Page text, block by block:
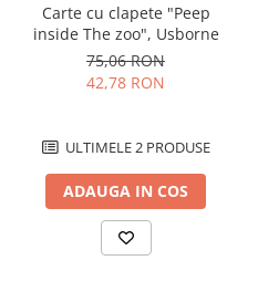
Carte cu clapete "Peep
inside The zoo", Usborne
75,06 RON
42,78 RON
ULTIMELE 2 PRODUSE
ADAUGA IN COS